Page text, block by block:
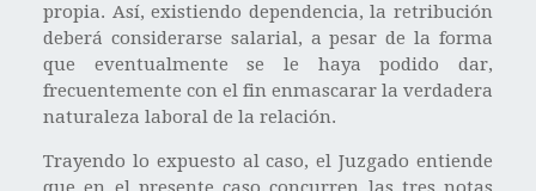
propia. Así, existiendo dependencia, la retribución
deberá considerarse salarial, a pesar de la forma
que eventualmente se le haya podido dar,
frecuentemente con el fin enmascarar la verdadera
naturaleza laboral de la relación.
Trayendo lo expuesto al caso, el Juzgado entiende